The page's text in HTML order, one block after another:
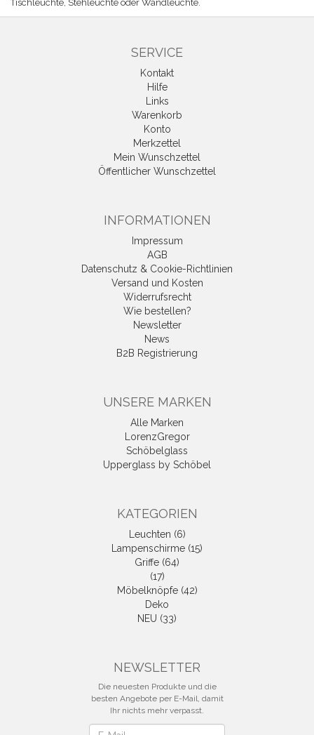
Tischleuchte, Stehleuchte oder Wandleuchte.
SERVICE
Kontakt
Hilfe
Links
Warenkorb
Konto
Merkzettel
Mein Wunschzettel
Öffentlicher Wunschzettel
INFORMATIONEN
Impressum
AGB
Datenschutz & Cookie-Richtlinien
Versand und Kosten
Widerrufsrecht
Wie bestellen?
Newsletter
News
B2B Registrierung
UNSERE MARKEN
Alle Marken
LorenzGregor
Schöbelglass
Upperglass by Schöbel
KATEGORIEN
Leuchten (6)
Lampenschirme (15)
Griffe (64)
(17)
Möbelknöpfe (42)
Deko
NEU (33)
NEWSLETTER
Die neuesten Produkte und die
besten Angebote per E-Mail, damit
Ihr nichts mehr verpasst.